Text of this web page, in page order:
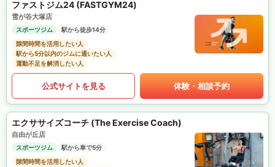
ファストジム24 (FASTGYM24)
雪が谷大塚店
スポーツジム
駅から徒歩14分
隙間時間を活用したい人
駅から5分以内のジムに通いたい人
運動不足を解消したい人
公式サイトを見る 体験・相談予約
エクササイズコーチ (The Exercise Coach)
自由が丘店
スポーツジム
駅から車で5分
隙間時間を活用したい人